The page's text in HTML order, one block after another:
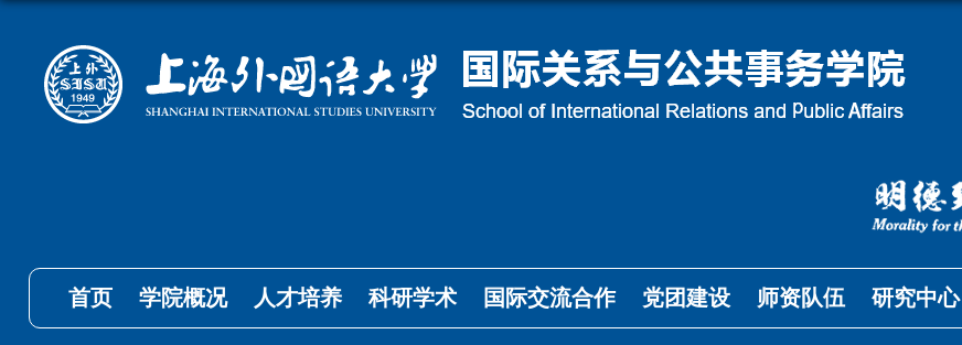
首页 学院概况 人才培养 科研学术 国际交流合作 党团建设 师资队伍 研究中心